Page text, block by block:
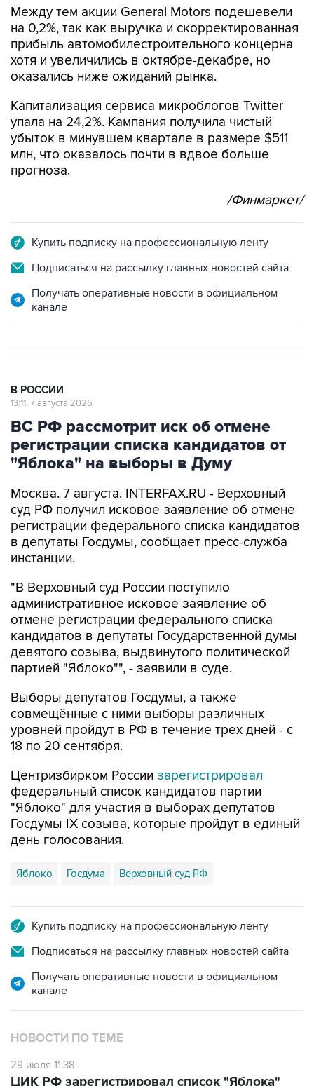
Между тем акции General Motors подешевели
на 0,2%, так как выручка и скорректированная
прибыль автомобилестроительного концерна
хотя и увеличились в октябре-декабре, но
оказались ниже ожиданий рынка.
Капитализация сервиса микроблогов Twitter
упала на 24,2%. Кампания получила чистый
убыток в минувшем квартале в размере $511
млн, что оказалось почти в вдвое больше
прогноза.
/Финмаркет/
Купить подписку на профессиональную ленту
Подписаться на рассылку главных новостей сайта
Получать оперативные новости в официальном
канале
В РОССИИ
13:11, 7 августа 2026
ВС РФ рассмотрит иск об отмене
регистрации списка кандидатов от
"Яблока" на выборы в Думу
Москва. 7 августа. INTERFAX.RU - Верховный
суд РФ получил исковое заявление об отмене
регистрации федерального списка кандидатов
в депутаты Госдумы, сообщает пресс-служба
инстанции.
"В Верховный суд России поступило
административное исковое заявление об
отмене регистрации федерального списка
кандидатов в депутаты Государственной думы
девятого созыва, выдвинутого политической
партией "Яблоко"", - заявили в суде.
Выборы депутатов Госдумы, а также
совмещённые с ними выборы различных
уровней пройдут в РФ в течение трех дней - с
18 по 20 сентября.
Центризбирком России зарегистрировал
федеральный список кандидатов партии
"Яблоко" для участия в выборах депутатов
Госдумы IX созыва, которые пройдут в единый
день голосования.
Яблоко Госдума Верховный суд РФ
Купить подписку на профессиональную ленту
Подписаться на рассылку главных новостей сайта
Получать оперативные новости в официальном
канале
НОВОСТИ ПО ТЕМЕ
29 июля 11:38
ЦИК РФ зарегистрировал список "Яблока"